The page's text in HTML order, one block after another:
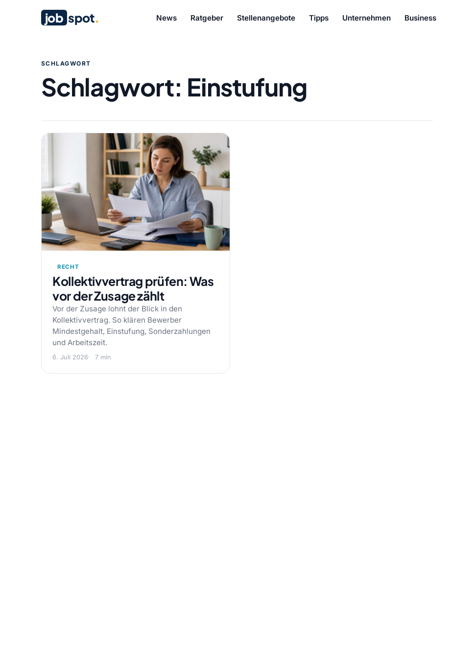
job spot. News Ratgeber Stellenangebote Tipps Unternehmen Business
SCHLAGWORT
Schlagwort: Einstufung
RECHT
Kollektivvertrag prüfen: Was
vor der Zusage zählt
Vor der Zusage lohnt der Blick in den
Kollektivvertrag. So klären Bewerber
Mindestgehalt, Einstufung, Sonderzahlungen
und Arbeitszeit.
6. Juli 2026 7 min